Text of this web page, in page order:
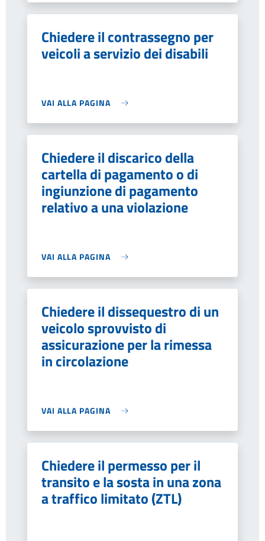
Chiedere il contrassegno per
veicoli a servizio dei disabili
VAI ALLA PAGINA
Chiedere il discarico della
cartella di pagamento o di
ingiunzione di pagamento
relativo a una violazione
VAI ALLA PAGINA
Chiedere il dissequestro di un
veicolo sprovvisto di
assicurazione per la rimessa
in circolazione
VAI ALLA PAGINA
Chiedere il permesso per il
transito e la sosta in una zona
a traffico limitato (ZTL)